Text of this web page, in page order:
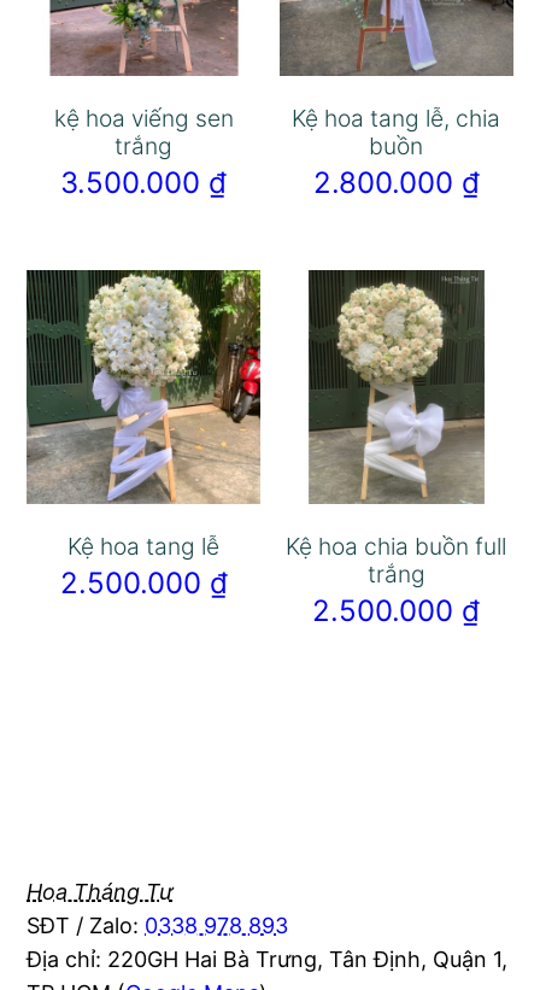
kệ hoa viếng sen
trắng
3.500.000 ₫
Kệ hoa tang lễ, chia
buồn
2.800.000 ₫
Kệ hoa tang lễ
2.500.000 ₫
Kệ hoa chia buồn full
trắng
2.500.000 ₫
Hoa Tháng Tư
SĐT / Zalo: 0338 978 893
Địa chỉ: 220GH Hai Bà Trưng, Tân Định, Quận 1,